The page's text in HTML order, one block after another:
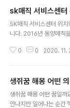
sk매직 서비스센터
SK매직 서비스센터 위
니다. 2016년 동양매직
SK매직에서 서비스를 받
선 공식 홈페이지를 방문
다. 지도에서 원하는 위
서비스센터 주소 안내가
0 0 2020. 11.
생쥐꿈 해몽 어떤
생쥐꿈 해몽 어떤 꿈일까
안나지만 일어나는 순간